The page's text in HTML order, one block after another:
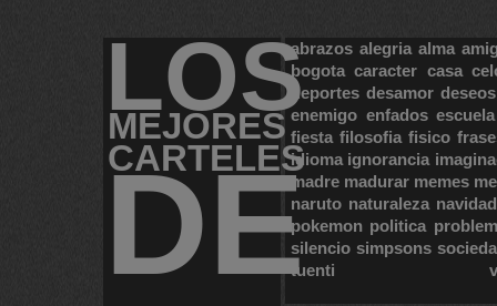
LOS
MEJORES
CARTELES
DE
abrazos alegria alma
bogota caracter casa
deportes desamor deseos
enemigo enfados escuela
fiesta filosofia fisico
idioma ignorancia
madre madurar memes
naruto naturaleza navidad
pokemon politica
silencio simpsons
tuenti